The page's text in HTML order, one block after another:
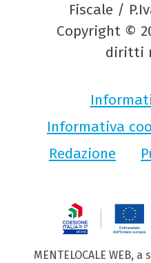
Fiscale /
Copyright ©
diritti
Informativa
Redazione
MENTELOCALE WEB,